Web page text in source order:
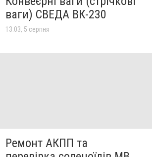
ваги) СВЕДА ВК-230
13:03, 5 серпня
Ремонт АКПП та